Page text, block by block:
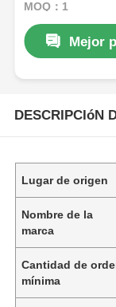
MOQ：1
Mejor
DESCRIPCIóN
Lugar de origen
Nombre de la
marca
Cantidad de
mínima